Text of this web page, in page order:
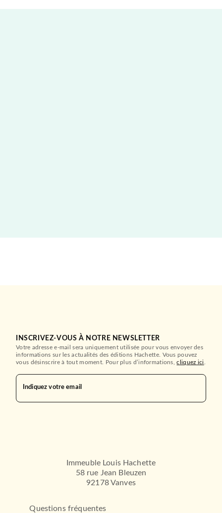
INSCRIVEZ-VOUS À NOTRE NEWSLETTER
Votre adresse e-mail sera uniquement utilisée pour vous envoyer des
informations sur les actualités des éditions Hachette. Vous pouvez
vous désinscrire à tout moment. Pour plus d’informations,cliquez ici
Indiquez votre email
Immeuble Louis Hachette
58 rue Jean Bleuzen
92178 Vanves
Questions fréquentes